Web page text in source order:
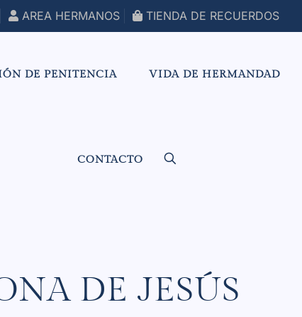
AREA HERMANOS TIENDA DE RECUERDOS
DE PENITENCIA VIDA DE HERMANDAD
CONTACTO
DE JESÚS